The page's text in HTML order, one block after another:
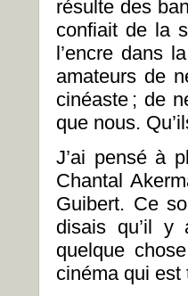
résulte des
confiait de la
l’encre dans
amateurs de
cinéaste ; de
que nous.
J’ai pensé à
Chantal
Guibert. Ce
disais qu’il y
quelque
cinéma qui